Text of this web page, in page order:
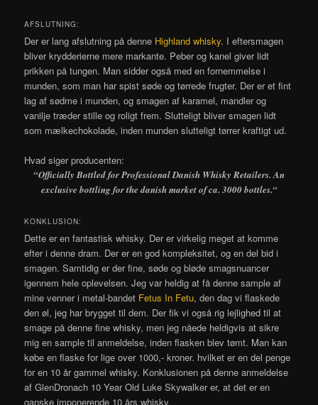
AFSLUTNING:
Der er lang afslutning på denne Highland whisky. I eftersmagen
bliver krydderierne mere markante. Peber og kanel giver lidt
prikken på tungen. Man sidder også med en fornemmelse i
munden, som man har spist søde og tørrede frugter. Der er et fint
lag af sødme i munden, og smagen af karamel, mandler og
vanilje træder stille og roligt frem. Slutteligt bliver smagen lidt
som mælkechokolade, inden munden slutteligt tørrer kraftigt ud.
Hvad siger producenten:
“Officially Bottled for Professional Danish Whisky Retailers. An
exclusive bottling for the danish market of ca. 3000 bottles.“
KONKLUSION:
Dette er en fantastisk whisky. Der er virkelig meget at komme
efter i denne dram. Der er en god kompleksitet, og en del bid i
smagen. Samtidig er der fine, søde og bløde smagsnuancer
igennem hele oplevelsen. Jeg var heldig at få denne sample af
mine venner i metal-bandet Fetus In Fetu, den dag vi flaskede
den øl, jeg har brygget til dem. Der fik vi også rig lejlighed til at
smage på denne fine whisky, men jeg nåede heldigvis at sikre
mig en sample til anmeldelse, inden flasken blev tømt. Man kan
købe en flaske for lige over 1000,- kroner. hvilket er en del penge
for en 10 år gammel whisky. Konklusionen på denne anmeldelse
af GlenDronach 10 Year Old Luke Skywalker er, at det er en
ganske imponerende 10 års whisky.